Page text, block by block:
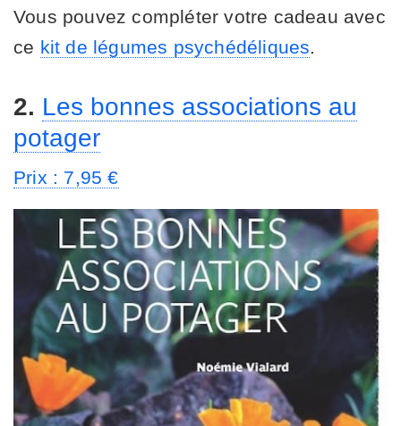
Vous pouvez compléter votre cadeau avec
ce kit de légumes psychédéliques
2. Les bonnes associations au
potager
Prix : 7,95 €